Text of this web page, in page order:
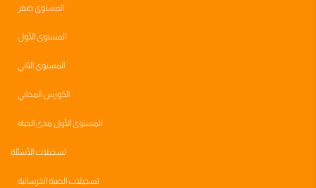
المستوى صفر
المستوى الأول
المستوى الثاني
الكورس المجاني
المستوى الأول مدى الحياه
تسجيلات الأسئلة
تسجيلات الصبة الخرسانية